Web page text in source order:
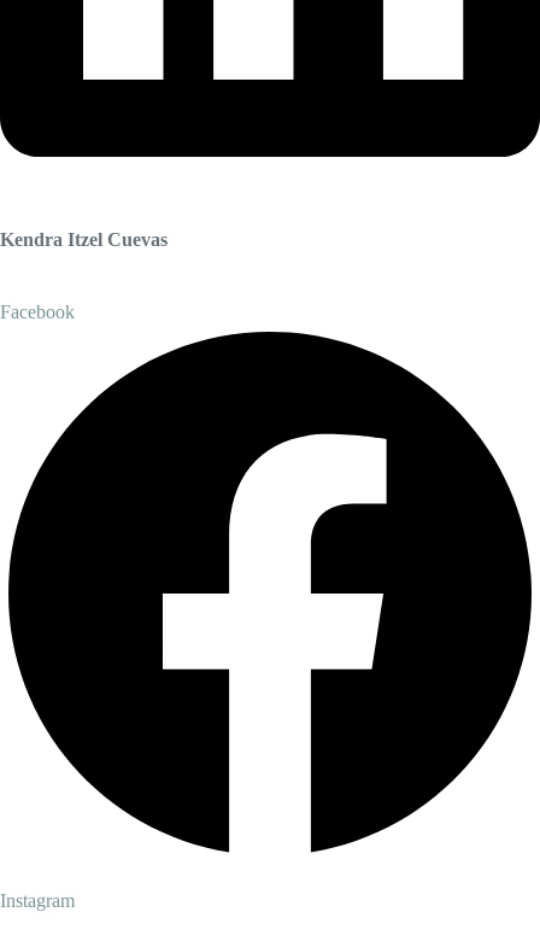
Kendra Itzel Cuevas
Facebook
Instagram